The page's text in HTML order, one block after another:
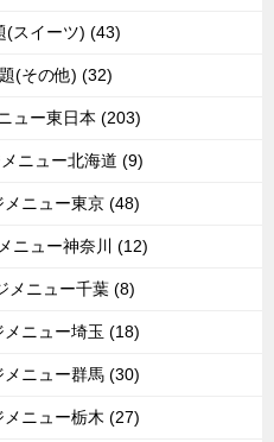
(スイーツ) (43)
(その他) (32)
ュー東日本 (203)
ニュー北海道 (9)
メニュー東京 (48)
ニュー神奈川 (12)
メニュー千葉 (8)
メニュー埼玉 (18)
メニュー群馬 (30)
メニュー栃木 (27)